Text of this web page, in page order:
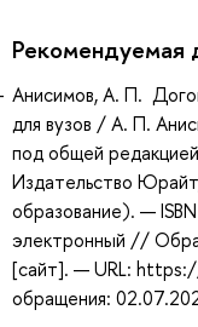
Рекомендуемая
Анисимов, А. П.
для вузов / А. П.
под общей
Издательство
образование). —
электронный //
[сайт]. — URL:
обращения: